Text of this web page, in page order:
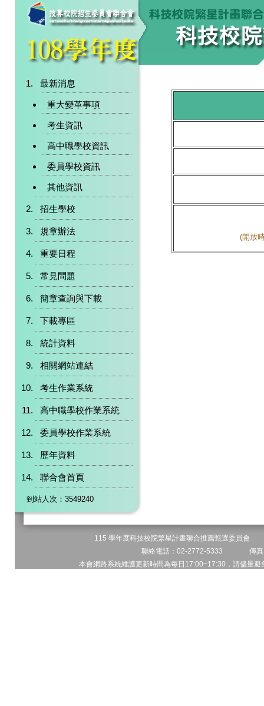
最新消息
重大變革事項
考生資訊
高中職學校資訊
委員學校資訊
其他資訊
招生學校
規章辦法
重要日程
常見問題
簡章查詢與下載
下載專區
統計資料
相關網站連結
考生作業系統
高中職學校作業系統
委員學校作業系統
歷年資料
聯合會首頁
到站人次：3549240
(開放
115 學年度科技校院繁星計畫聯合推薦甄選委員會
聯絡電話：02-2772-5333 傳
本會網路系統維護更新時間為每日17:00~17:30，請儘量